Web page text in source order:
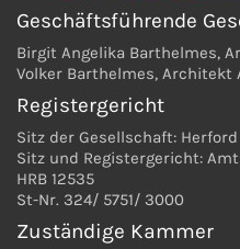
Geschäftsführende
Birgit Angelika Barthelmes,
Volker Barthelmes, Architekt
Registergericht
Sitz der Gesellschaft: Herford
Sitz und Registergericht:
HRB 12535
St-Nr. 324/ 5751/ 3000
Zuständige Kammer